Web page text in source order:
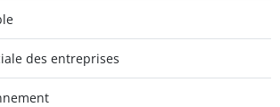
des entreprises